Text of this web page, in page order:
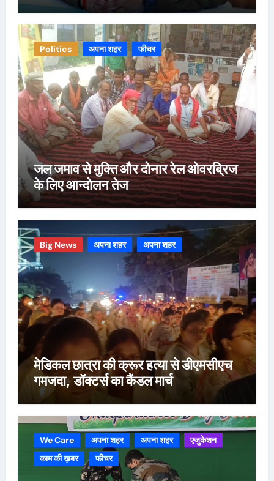
Politics अपना शहर फीचर
जल जमाव से मुक्ति और दोनार रेल ओवरब्रिज
के लिए आन्दोलन तेज
Big News अपना शहर अपना शहर
मेडिकल छात्रा की क्रूर हत्या से डीएमसीएच
गमजदा, डॉक्टर्स का कैंडल मार्च
We Care अपना शहर अपना शहर
एजुकेशन
काम की ख़बर
फीचर